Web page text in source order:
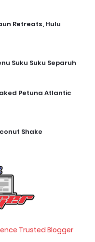
Retreats, Hulu
Suku Suku Separuh
Petuna Atlantic
Shake